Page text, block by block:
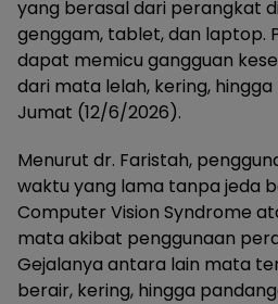
yang berasal dari perangkat
genggam, tablet, dan laptop.
dapat memicu gangguan
dari mata lelah, kering,
Jumat (12/6/2026).
Menurut dr. Faristah,
waktu yang lama tanpa jeda
Computer Vision Syndrome
mata akibat penggunaan
Gejalanya antara lain mata
berair, kering, hingga